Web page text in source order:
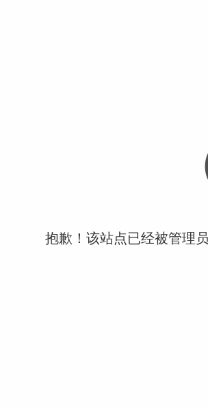
抱歉！该站点已经被管理